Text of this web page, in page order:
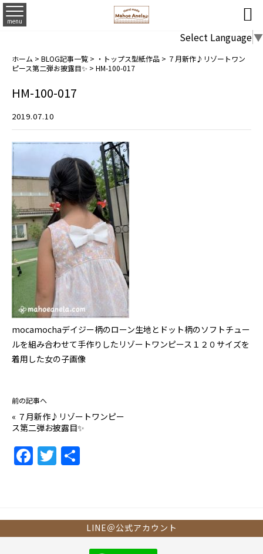
menu 
Select Language▼
ホーム > BLOG記事一覧 > ・トップス型紙作品 > ７月新作♪リゾートワン
ピース第二弾お披露目✨ > HM-100-017
HM-100-017
2019.07.10
mocamochaデイジー柄のローン生地とドット柄のソフトチュー
ルを組み合わせて手作りしたリゾートワンピース１２０サイズを
着用した女の子画像
前の記事へ
« ７月新作♪リゾートワンピー
ス第二弾お披露目✨
F
a
b
T
w
LINE＠公式アカウント